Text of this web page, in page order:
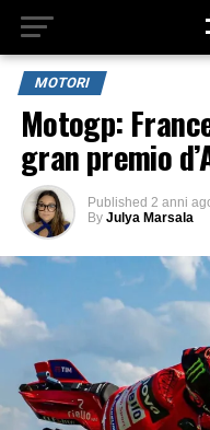
MOTORI
Motogp:
gran premio
Published 2 anni
By Julya Marsala